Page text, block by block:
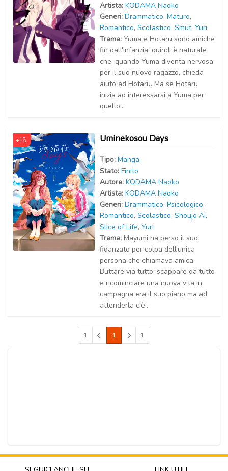
Artista: KODAMA Naoko
Generi: Drammatico, Maturo,
Romantico, Scolastico, Smut, Yuri
Trama: Yuma e Hotaru sono amiche
fin dall'infanzia, quindi è naturale
che, quando Yuma diventa nervosa
per il suo nuovo ragazzo, chieda
aiuto ad Hotaru. Ma se Hotaru
inizia ad interessarsi a Yuma per
quello...
+18 Uminekosou Days
Tipo: Manga
Stato: Finito
Autore: KODAMA Naoko
Artista: KODAMA Naoko
Generi: Drammatico, Psicologico,
Romantico, Scolastico, Shoujo Ai,
Slice of Life, Yuri
Trama: Mayumi ha perso il suo
fidanzato per colpa dell'unica
persona che chiamava amica.
Buttare via tutto, scappare da tutto
e ricominciare una nuova vita in
campagna era il suo piano ma ad
attenderla c'è...
1 1 1